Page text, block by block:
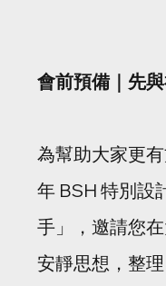
會前預備｜先
為幫助大家更
年 BSH 特別設
手」，邀請您
安靜思想，整